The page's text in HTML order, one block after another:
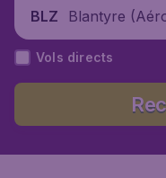
BLZ
Blantyre
ka), Malawi
Vols directs